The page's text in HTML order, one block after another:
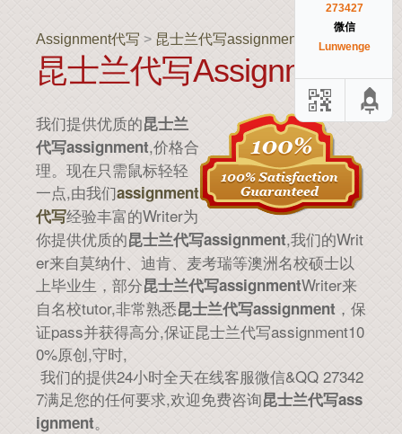
Assignment代写 > 昆士兰代写assignment
昆士兰代写assignment
我们提供优质的昆士兰
代写assignment,价格合
理。现在只需鼠标轻轻
一点,由我们assignment
代写经验丰富的Writer为
你提供优质的昆士兰代写assignment,我们的Writ
er来自莫纳什、迪肯、麦考瑞等澳洲名校硕士以
上毕业生，部分昆士兰代写assignmentWriter来
自名校tutor,非常熟悉昆士兰代写assignment ，保
证pass并获得高分,保证昆士兰代写assignment10
0%原创,守时,
我们的提供24小时全天在线客服微信&QQ 27342
7满足您的任何要求,欢迎免费咨询昆士兰代写ass
ignment。
273427
微信
Lunwenge